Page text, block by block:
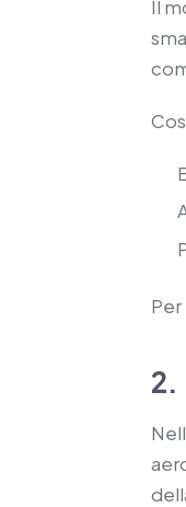
Il
2.